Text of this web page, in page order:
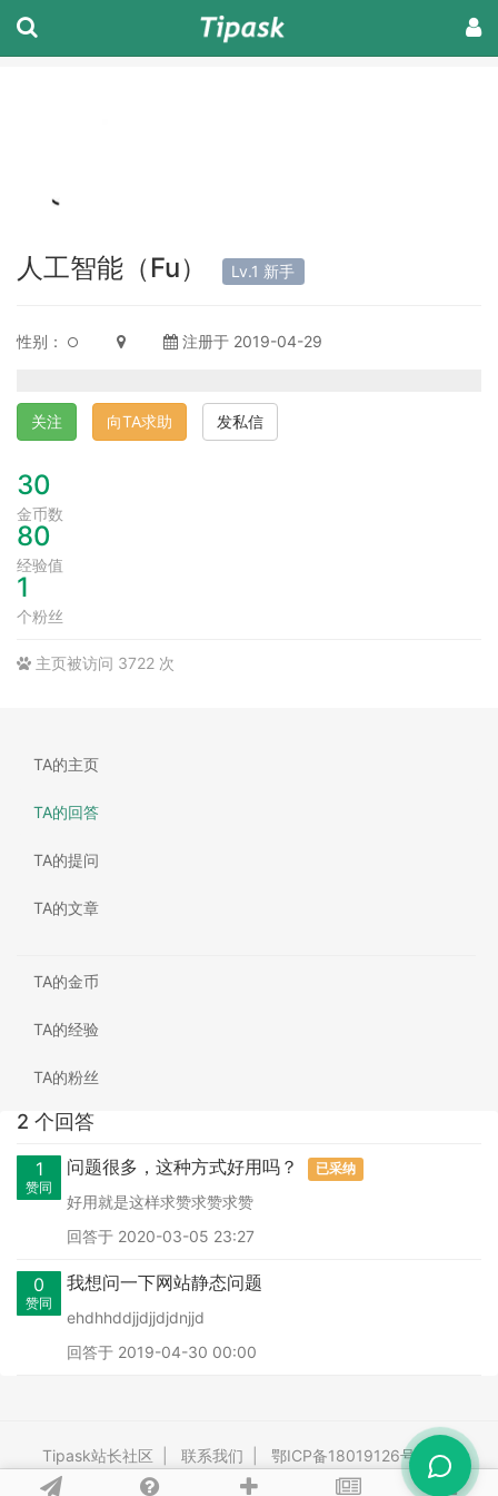
人工智能（Fu） Lv.1 新手
性别： 注册于 2019-04-29
关注 向TA求助 发私信
30
金币数
80
经验值
1
个粉丝
主页被访问 3722 次
TA的主页
TA的回答
TA的提问
TA的文章
TA的金币
TA的经验
TA的粉丝
2 个回答
1
赞同
问题很多，这种方式好用吗？ 已采纳
好用就是这样求赞求赞求赞
回答于 2020-03-05 23:27
0
赞同
我想问一下网站静态问题
ehdhhddjjdjjdjdnjjd
回答于 2019-04-30 00:00
Tipask站长社区 联系我们 鄂ICP备18019126号-3 |
Powered By tipask4.0 Release 20260528 ©2009-2026 tipask.com